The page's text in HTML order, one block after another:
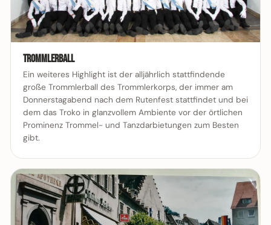
Trommlerball
Ein weiteres Highlight ist der alljährlich stattfindende
große Trommlerball des Trommlerkorps, der immer am
Donnerstagabend nach dem Rutenfest stattfindet und bei
dem das Troko in glanzvollem Ambiente vor der örtlichen
Prominenz Trommel- und Tanzdarbietungen zum Besten
gibt.